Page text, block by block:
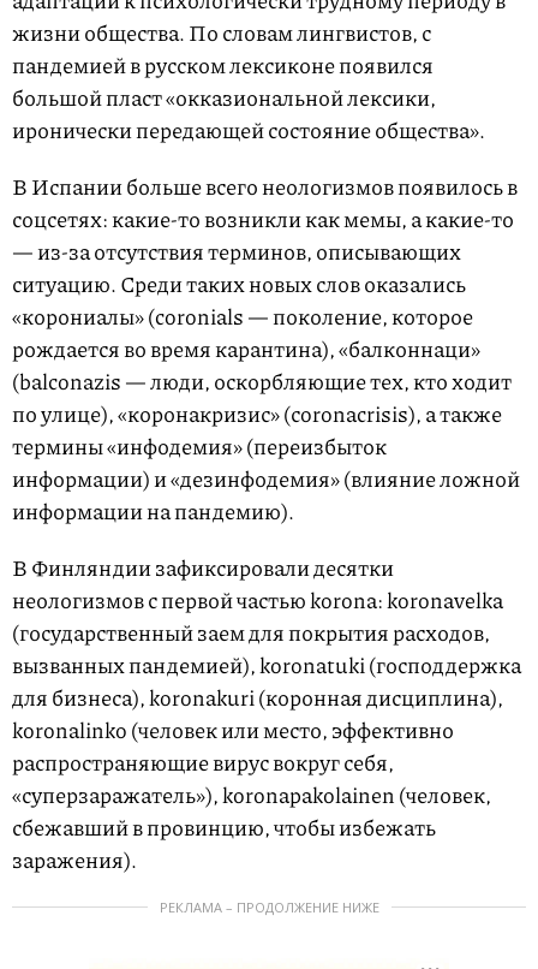
жизни общества. По словам лингвистов, с
пандемией в русском лексиконе появился
большой пласт «окказиональной лексики,
иронически передающей состояние общества».
В Испании больше всего неологизмов появилось в
соцсетях: какие-то возникли как мемы, а какие-то
— из-за отсутствия терминов, описывающих
ситуацию. Среди таких новых слов оказались
«корониалы» (coronials — поколение, которое
рождается во время карантина), «балконнаци»
(balconazis — люди, оскорбляющие тех, кто ходит
по улице), «коронакризис» (сoronacrisis), а также
термины «инфодемия» (переизбыток
информации) и «дезинфодемия» (влияние ложной
информации на пандемию).
В Финляндии зафиксировали десятки
неологизмов с первой частью korona: koronavelka
(государственный заем для покрытия расходов,
вызванных пандемией), koronatuki (господдержка
для бизнеса), koronakuri (коронная дисциплина),
koronalinko (человек или место, эффективно
распространяющие вирус вокруг себя,
«суперзаражатель»), koronapakolainen (человек,
сбежавший в провинцию, чтобы избежать
заражения).
РЕКЛАМА – ПРОДОЛЖЕНИЕ НИЖЕ